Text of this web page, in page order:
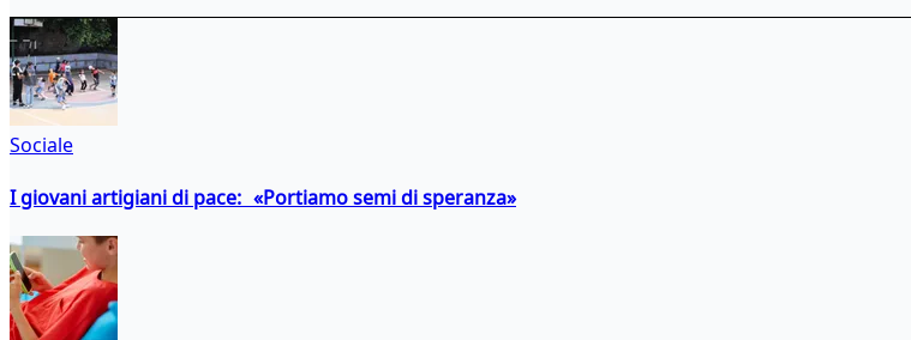
Sociale
I giovani artigiani di pace: «Portiamo semi di speranza»